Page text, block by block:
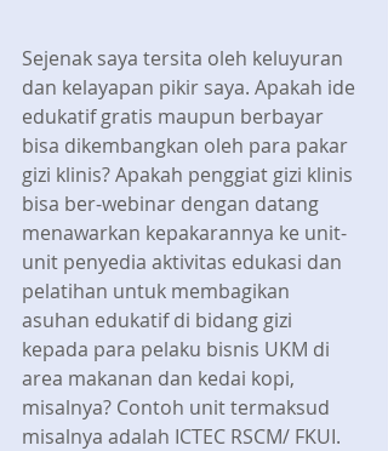
Sejenak saya tersita oleh keluyuran
dan kelayapan pikir saya. Apakah ide
edukatif gratis maupun berbayar
bisa dikembangkan oleh para pakar
gizi klinis? Apakah penggiat gizi klinis
bisa ber-webinar dengan datang
menawarkan kepakarannya ke unit-
unit penyedia aktivitas edukasi dan
pelatihan untuk membagikan
asuhan edukatif di bidang gizi
kepada para pelaku bisnis UKM di
area makanan dan kedai kopi,
misalnya? Contoh unit termaksud
misalnya adalah ICTEC RSCM/ FKUI.